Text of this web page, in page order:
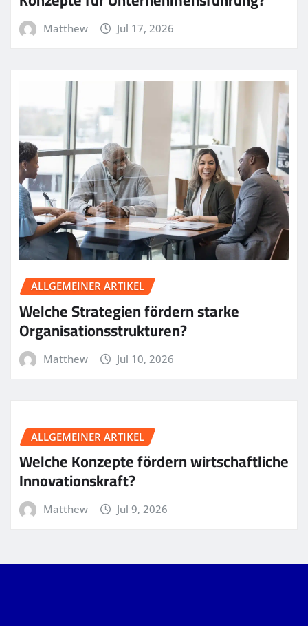
Matthew Jul 17, 2026
ALLGEMEINER ARTIKEL
Welche Strategien fördern starke
Organisationsstrukturen?
Matthew Jul 10, 2026
ALLGEMEINER ARTIKEL
Welche Konzepte fördern wirtschaftliche
Innovationskraft?
Matthew Jul 9, 2026